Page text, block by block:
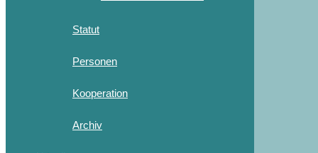
Statut
Personen
Kooperation
Archiv